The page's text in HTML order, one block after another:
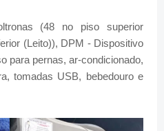
(48 no piso superior
(Leito)), DPM - Dispositivo
para pernas, ar-condicionado,
tomadas USB, bebedouro e